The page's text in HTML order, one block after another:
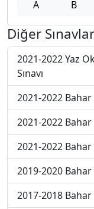
A B
Diğer Sınavlar
2021-2022 Yaz
Sınavı
2021-2022
2021-2022 Bahar
2021-2022 Bahar
2019-2020 Bahar
2017-2018 Bahar